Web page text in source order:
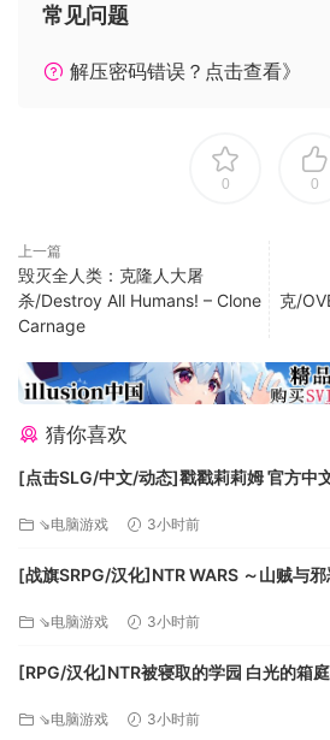
了地震，世界顿时陷入黑暗，整支队伍
这时一道光束从天而降，女武神从其
亡，但却比想象中凶险百倍。一方面为
到世界的守护者，成为世界的中心，勇
游戏特点
三种职业：挥舞利剑，燃烧怒火的
敌的弓箭手；召唤法术，释放力量的
传奇？选择权在你手中。
丰富战斗：攻击！格挡！闪避！明
击败越来越强悍的敌人，搭配不同的技
自己的战斗风格。
常见问题
解压密码错误？点击查看》
0 0
上一篇
毁灭全人类：克隆人大屠
杀/Destroy All Humans! – Clone
Carnage
克/
猜你喜欢
[点击SLG/中文/动态]戳戳莉莉姆 官方中
⇘电脑游戏 3小时前
[战旗SRPG/汉化]NTR WARS ～山贼与
⇘电脑游戏 3小时前
[RPG/汉化]NTR被寝取的学园 白光的箱
⇘电脑游戏 3小时前